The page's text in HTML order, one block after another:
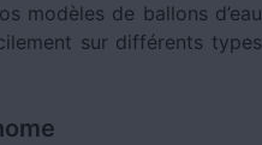
modèles de ballons d’eau
sur différents types